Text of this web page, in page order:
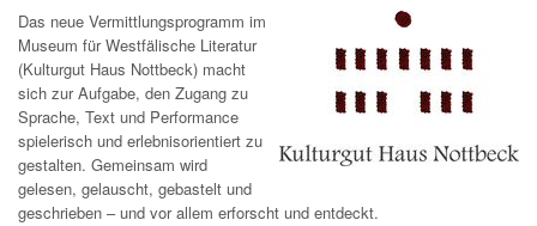
Das neue Vermittlungsprogramm im
Museum für Westfälische Literatur
(Kulturgut Haus Nottbeck) macht
sich zur Aufgabe, den Zugang zu
Sprache, Text und Performance
spielerisch und erlebnisorientiert zu
gestalten. Gemeinsam wird
gelesen, gelauscht, gebastelt und
geschrieben – und vor allem erforscht und entdeckt.